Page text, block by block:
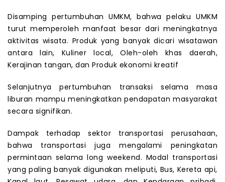
Disamping pertumbuhan UMKM, bahwa pelaku UMKM
turut memperoleh manfaat besar dari meningkatnya
aktivitas wisata. Produk yang banyak dicari wisatawan
antara lain, Kuliner local, Oleh-oleh khas daerah,
Kerajinan tangan, dan Produk ekonomi kreatif
Selanjutnya pertumbuhan transaksi selama masa
liburan mampu meningkatkan pendapatan masyarakat
secara signifikan.
Dampak terhadap sektor transportasi perusahaan,
bahwa transportasi juga mengalami peningkatan
permintaan selama long weekend. Modal transportasi
yang paling banyak digunakan meliputi, Bus, Kereta api,